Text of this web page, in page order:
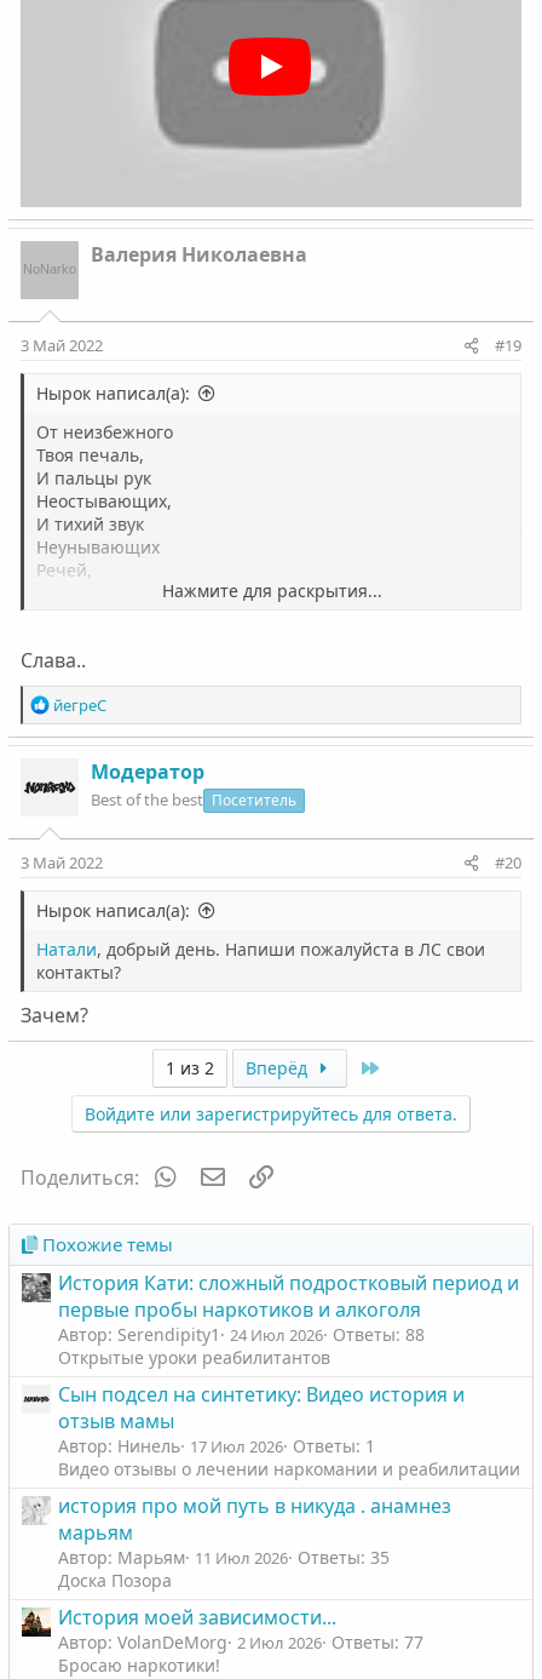
Валерия Николаевна
3 Май 2022 #19
Нырок написал(а):
От неизбежного
Твоя печаль,
И пальцы рук
Неостывающих,
И тихий звук
Неунывающих
Речей,
Нажмите для раскрытия...
Слава..
Р
е
а
ц
и
:
йегреС
Модератор
Best of the best Посетитель
3 Май 2022 #20
Нырок написал(а):
Натали, добрый день. Напиши пожалуйста в ЛС свои
контакты?
Зачем?
1 из 2 Вперёд
Войдите или зарегистрируйтесь для ответа.
Поделиться: WhatsAppЭлектронная почта
Похожие темы
История Кати: сложный подростковый период и
первые пробы наркотиков и алкоголя
Автор: Serendipity1 24 Июл 2026 Ответы: 88
Открытые уроки реабилитантов
Сын подсел на синтетику: Видео история и
отзыв мамы
Автор: Нинель 17 Июл 2026 Ответы: 1
Видео отзывы о лечении наркомании и реабилитации
история про мой путь в никуда . анамнез
марьям
Автор: Марьям 11 Июл 2026 Ответы: 35
Доска Позора
История моей зависимости...
Автор: VolanDeMorg 2 Июл 2026 Ответы: 77
Бросаю наркотики!